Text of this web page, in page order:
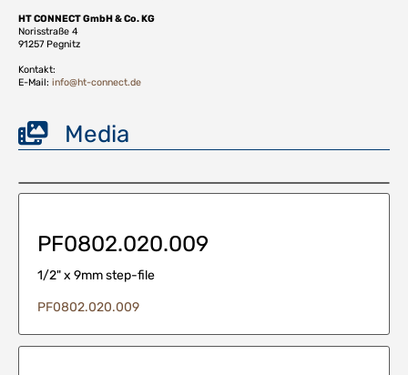
HT CONNECT GmbH & Co. KG
Norisstraße 4
91257 Pegnitz
Kontakt:
E-Mail: info@ht-connect.de
Media
PF0802.020.009
1/2" x 9mm step-file
PF0802.020.009